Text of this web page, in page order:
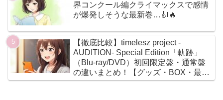
界コンクール編クライマックスで感情
が爆発しそうな最新巻…🎻🔥
【徹底比較】timelesz project -
AUDITION- Special Edition「軌跡」
（Blu-ray/DVD）初回限定盤・通常盤
の違いまとめ！【グッズ・BOX・最安
値】